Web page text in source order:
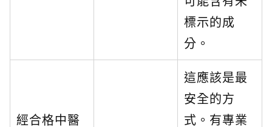
標示的成
分。
經合格中醫
這應該是最
安全的方
式。有專業